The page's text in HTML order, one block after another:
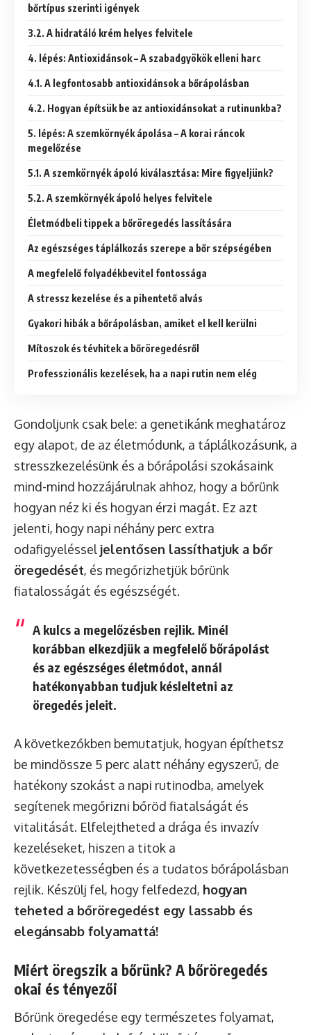
bőrtípus szerinti igények
3.2. A hidratáló krém helyes felvitele
4. lépés: Antioxidánsok – A szabadgyökök elleni harc
4.1. A legfontosabb antioxidánsok a bőrápolásban
4.2. Hogyan építsük be az antioxidánsokat a rutinunkba?
5. lépés: A szemkörnyék ápolása – A korai ráncok
megelőzése
5.1. A szemkörnyék ápoló kiválasztása: Mire figyeljünk?
5.2. A szemkörnyék ápoló helyes felvitele
Életmódbeli tippek a bőröregedés lassítására
Az egészséges táplálkozás szerepe a bőr szépségében
A megfelelő folyadékbevitel fontossága
A stressz kezelése és a pihentető alvás
Gyakori hibák a bőrápolásban, amiket el kell kerülni
Mítoszok és tévhitek a bőröregedésről
Professzionális kezelések, ha a napi rutin nem elég
Gondoljunk csak bele: a genetikánk meghatároz
egy alapot, de az életmódunk, a táplálkozásunk, a
stresszkezelésünk és a bőrápolási szokásaink
mind-mind hozzájárulnak ahhoz, hogy a bőrünk
hogyan néz ki és hogyan érzi magát. Ez azt
jelenti, hogy napi néhány perc extra
odafigyeléssel jelentősen lassíthatjuk a bőr
öregedését, és megőrizhetjük bőrünk
fiatalosságát és egészségét.
A kulcs a megelőzésben rejlik. Minél
korábban elkezdjük a megfelelő bőrápolást
és az egészséges életmódot, annál
hatékonyabban tudjuk késleltetni az
öregedés jeleit.
A következőkben bemutatjuk, hogyan építhetsz
be mindössze 5 perc alatt néhány egyszerű, de
hatékony szokást a napi rutinodba, amelyek
segítenek megőrizni bőröd fiatalságát és
vitalitását. Elfelejtheted a drága és invazív
kezeléseket, hiszen a titok a
következetességben és a tudatos bőrápolásban
rejlik. Készülj fel, hogy felfedezd, hogyan
teheted a bőröregedést egy lassabb és
elegánsabb folyamattá!
Miért öregszik a bőrünk? A bőröregedés
okai és tényezői
Bőrünk öregedése egy természetes folyamat,